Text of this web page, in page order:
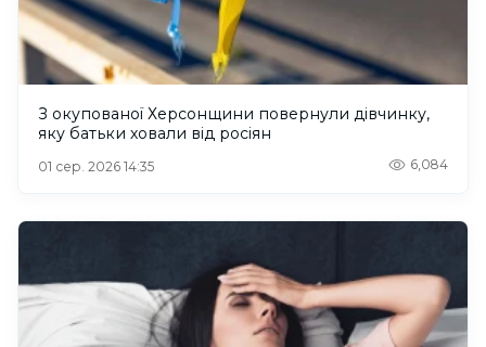
З окупованої Херсонщини повернули дівчинку,
яку батьки ховали від росіян
01 сер. 2026 14:35 6,084